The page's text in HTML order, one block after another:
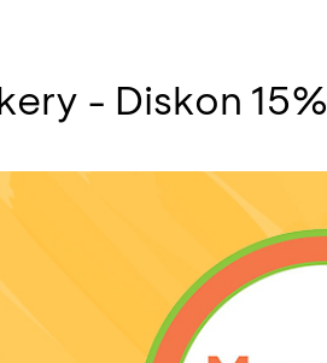
- Diskon 15%